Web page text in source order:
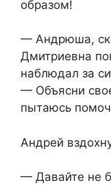
образом!
— Андрюша,
Дмитриевна
наблюдал за
— Объясни
пытаюсь
Андрей
— Давайте не